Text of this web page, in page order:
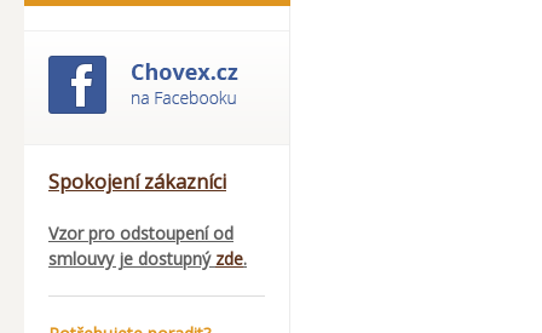
Spokojení zákazníci
Vzor pro odstoupení od
smlouvy je dostupný zde.